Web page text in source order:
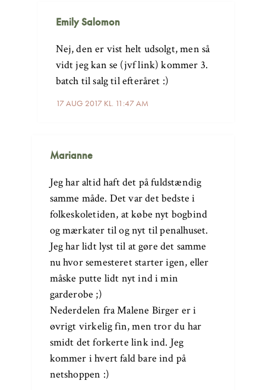
Emily Salomon
17 AUG 2017 KL. 11:47 AM
Nej, den er vist helt udsolgt, men så
vidt jeg kan se (jvf link) kommer 3.
batch til salg til efteråret :)
Marianne
Jeg har altid haft det på fuldstændig
samme måde. Det var det bedste i
folkeskoletiden, at købe nyt bogbind
og mærkater til og nyt til penalhuset.
Jeg har lidt lyst til at gøre det samme
nu hvor semesteret starter igen, eller
måske putte lidt nyt ind i min
garderobe ;)
Nederdelen fra Malene Birger er i
øvrigt virkelig fin, men tror du har
smidt det forkerte link ind. Jeg
kommer i hvert fald bare ind på
netshoppen :)